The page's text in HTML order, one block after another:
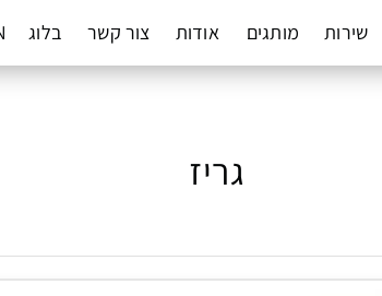
שירות מותגים אודות צור קשר בלוג
גריז